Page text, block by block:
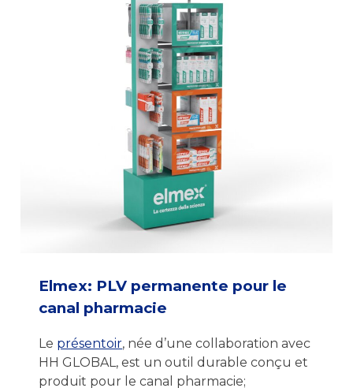
Elmex: PLV permanente pour le
canal pharmacie
Le présentoir, née d’une collaboration avec
HH GLOBAL, est un outil durable conçu et
produit pour le canal pharmacie;